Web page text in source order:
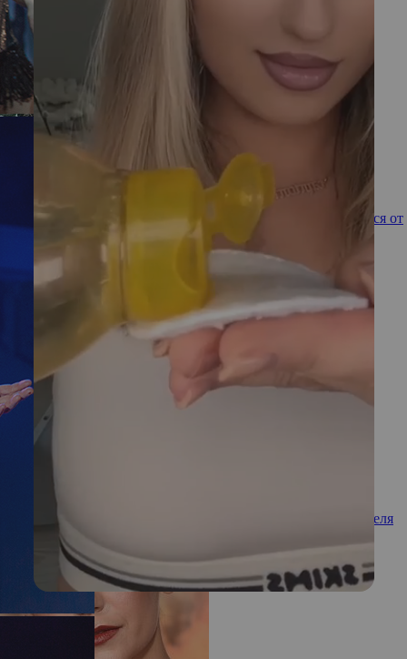
Поделиться:
Фото: архивы пресс-служб
15.02.2017
Теги:
премьера
мюзикл Поймай меня если сможешь
«Не позволяйте миру сделать вас жестокими»: Карпович
говорит о боли после того, как Прилучный публично отрекся от
их романа
Мьюинг: можно ли изменить форму лица с помощью
упражнений
Не делать через силу: гороскоп здоровья на неделю с 27 апреля